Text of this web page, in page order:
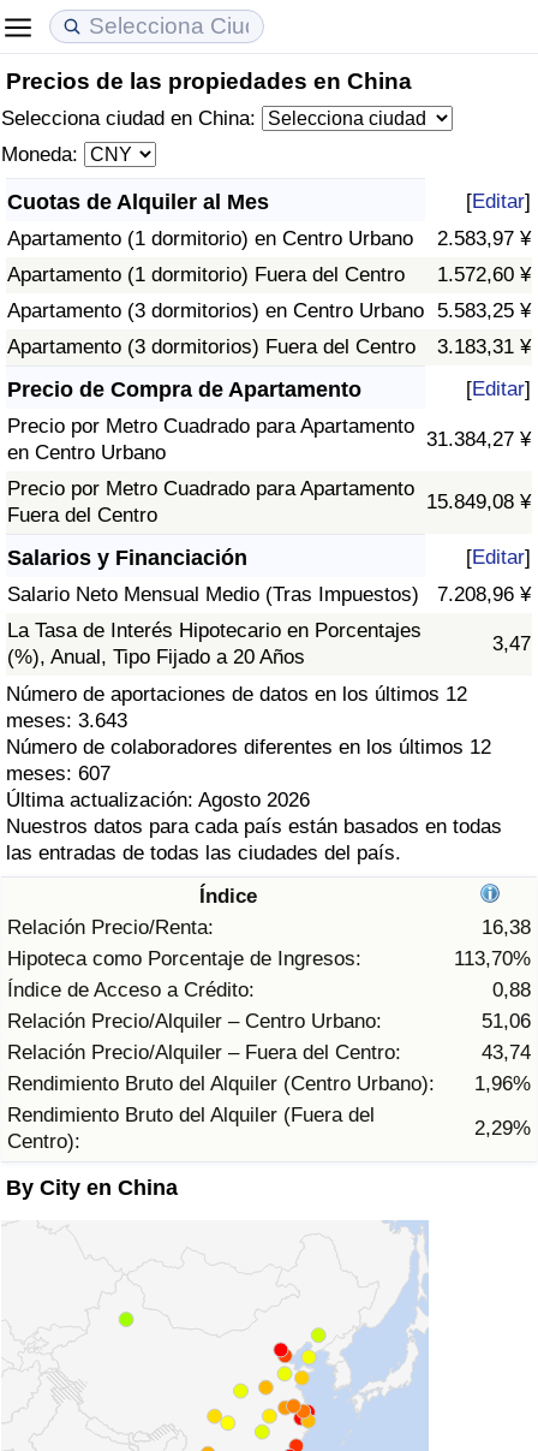
Precios de las propiedades en China
Selecciona ciudad en China:
Moneda:
Cuotas de Alquiler al Mes [Editar]
Apartamento (1 dormitorio) en Centro Urbano
2.583,97 ¥
Apartamento (1 dormitorio) Fuera del Centro
1.572,60 ¥
Apartamento (3 dormitorios) en Centro Urbano
5.583,25 ¥
Apartamento (3 dormitorios) Fuera del Centro
3.183,31 ¥
Precio de Compra de Apartamento [Editar]
Precio por Metro Cuadrado para Apartamento
en Centro Urbano
31.384,27 ¥
Precio por Metro Cuadrado para Apartamento
Fuera del Centro
15.849,08 ¥
Salarios y Financiación [Editar]
Salario Neto Mensual Medio (Tras Impuestos)
7.208,96 ¥
La Tasa de Interés Hipotecario en Porcentajes
(%), Anual, Tipo Fijado a 20 Años
3,47
Número de aportaciones de datos en los últimos 12
meses: 3.643
Número de colaboradores diferentes en los últimos 12
meses: 607
Última actualización: Agosto 2026
Nuestros datos para cada país están basados en todas
las entradas de todas las ciudades del país.
Índice
Relación Precio/Renta:
16,38
Hipoteca como Porcentaje de Ingresos:
113,70%
Índice de Acceso a Crédito:
0,88
Relación Precio/Alquiler – Centro Urbano:
51,06
Relación Precio/Alquiler – Fuera del Centro:
43,74
Rendimiento Bruto del Alquiler (Centro Urbano):
1,96%
Rendimiento Bruto del Alquiler (Fuera del
Centro):
2,29%
By City en China
Coste de vida
Índice de Costo de Vida (Actual)
Índice de Costo de Vida
Índice de costo de vida por país
en aqaba
Precios de las propiedades
Índice de Precios de Inmuebles (Actual)
Índice de Precios de Inmuebles
Índice de Precios de Inmuebles por País
Calidad de Vida
Índice de Calidad de Vida
Índice de Calidad de Vida (Actual)
Índice de calidad de vida por país
Delincuencia
Calificación del Índice de Criminalidad
(Actual)
Índice de Criminalidad
Índice de criminalidad por país
Índice de Sanidad (Actual)
Índice de Sanidad
Índice de Sanidad por País
Contaminación
Índice de Contaminación (Actual)
Índice de contaminación
Índice de Contaminación por País
Índice de Tráfico
Índice de Tráfico (Actual)
Índice de Tráfico por País